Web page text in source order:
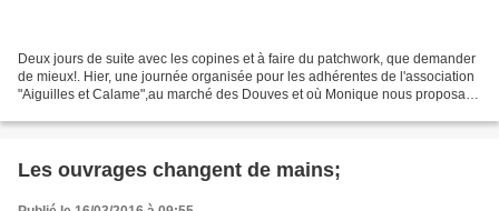
Deux jours de suite avec les copines et à faire du patchwork, que demander
de mieux!. Hier, une journée organisée pour les adhérentes de l'association
"Aiguilles et Calame",au marché des Douves et où Monique nous proposait
Les ouvrages changent de mains;